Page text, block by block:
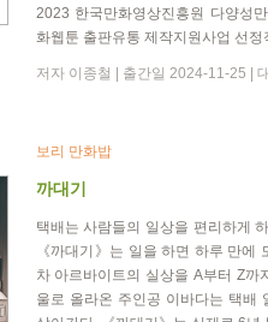
2023 한국만화영상진흥원 다양성
화웹툰 출판유통 제작지원사업 선정
저자 이종철 | 출간일 2024-11-25 |
보리 만화밥
까대기
택배는 사람들의 일상을 편리하게
《까대기》는 일을 하면 하루 만에
차 아르바이트의 실상을 A부터 Z까
울로 올라온 주인공 이바다는 택배